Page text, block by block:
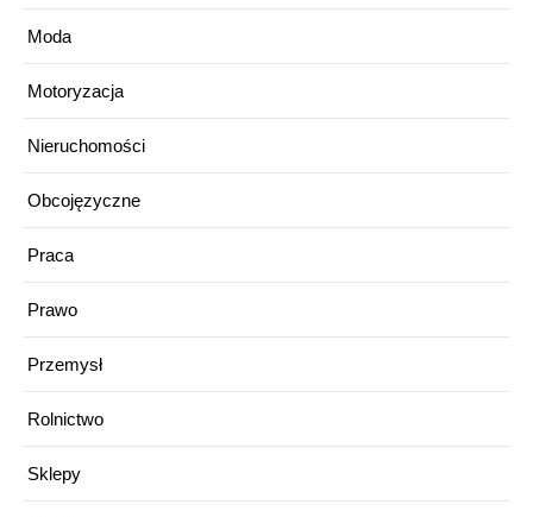
Moda
Motoryzacja
Nieruchomości
Obcojęzyczne
Praca
Prawo
Przemysł
Rolnictwo
Sklepy